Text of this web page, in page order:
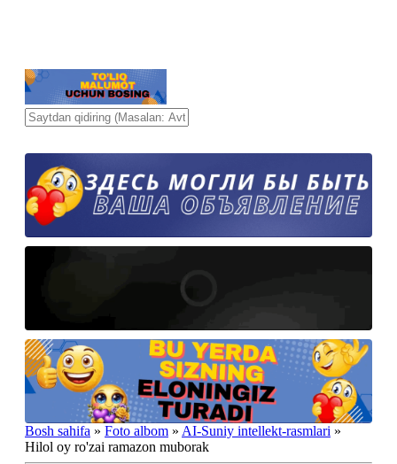
Bosh sahifa » Foto albom » AI-Suniy intellekt-rasmlari »
Hilol oy ro'zai ramazon muborak